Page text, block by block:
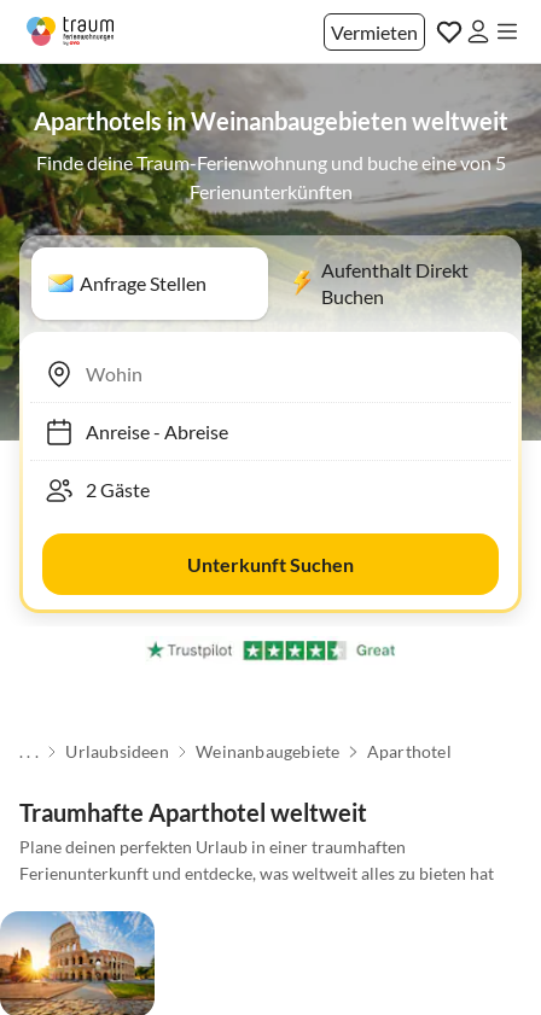
Vermieten
Aparthotels in Weinanbaugebieten weltweit
Finde deine Traum-Ferienwohnung und buche eine von 5
Ferienunterkünften
Anfrage Stellen
Aufenthalt Direkt
Buchen
Anreise- Abreise
Unterkunft Suchen
. . . Urlaubsideen Weinanbaugebiete Aparthotel
Traumhafte Aparthotel weltweit
Plane deinen perfekten Urlaub in einer traumhaften
Ferienunterkunft und entdecke, was weltweit alles zu bieten hat